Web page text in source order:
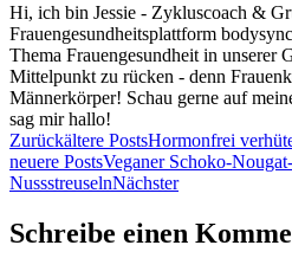
Hi, ich bin Jessie - Zykluscoach &
Frauengesundheitsplattform
Thema Frauengesundheit in unserer
Mittelpunkt zu rücken - denn
Männerkörper! Schau gerne auf
sag mir hallo!
Zurückältere PostsHormonfrei
neuere PostsVeganer Schoko-
NussstreuselnNächster
Schreibe einen